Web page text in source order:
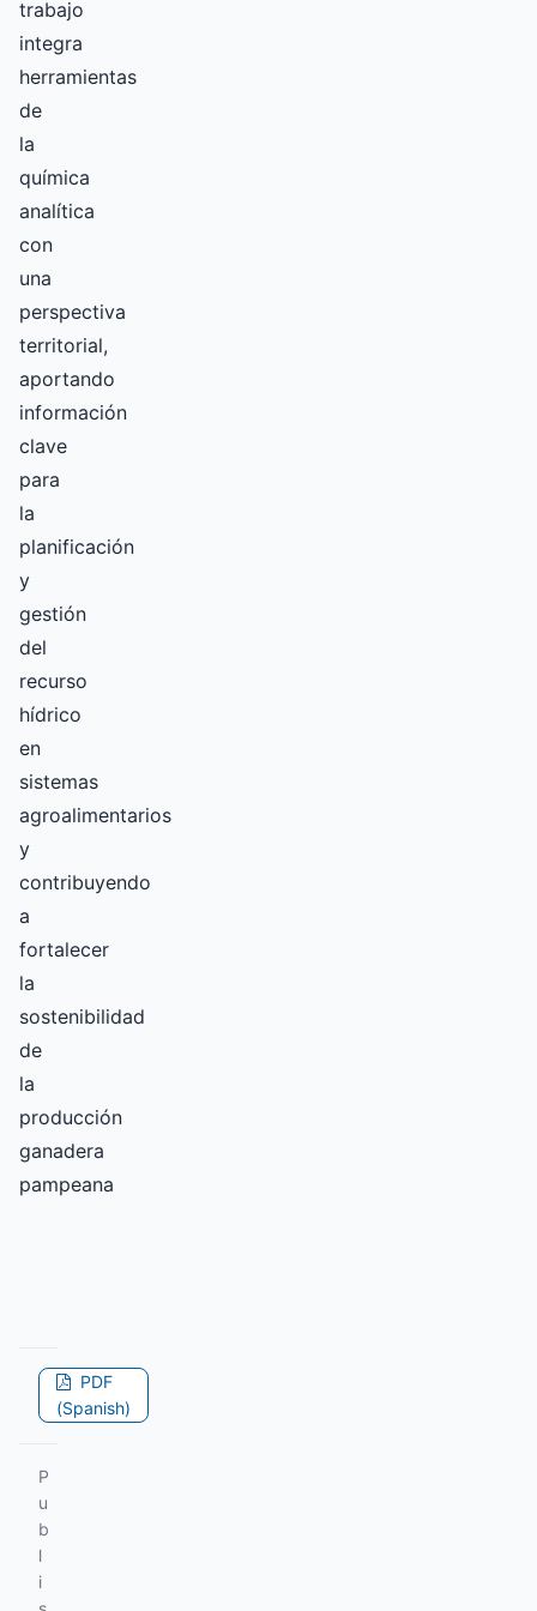
trabajo
integra
herramientas
de
la
química
analítica
con
una
perspectiva
territorial,
aportando
información
clave
para
la
planificación
y
gestión
del
recurso
hídrico
en
sistemas
agroalimentarios
y
contribuyendo
a
fortalecer
la
sostenibilidad
de
la
producción
ganadera
pampeana
PDF
(Spanish)
P
u
b
l
i